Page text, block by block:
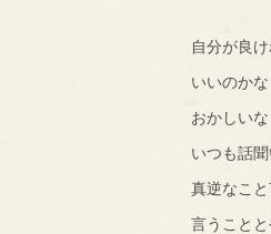
自分が良
いいのかな
おかしいな
いつも話
真逆なこ
言うこと